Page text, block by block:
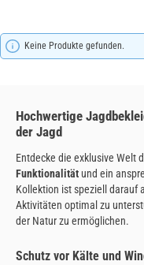
Keine Produkte gefunden.
Hochwertige
der Jagd
Entdecke die exklusive Welt
Funktionalität und ein
Kollektion ist speziell darauf
Aktivitäten optimal zu
der Natur zu ermöglichen.
Schutz vor Kälte und